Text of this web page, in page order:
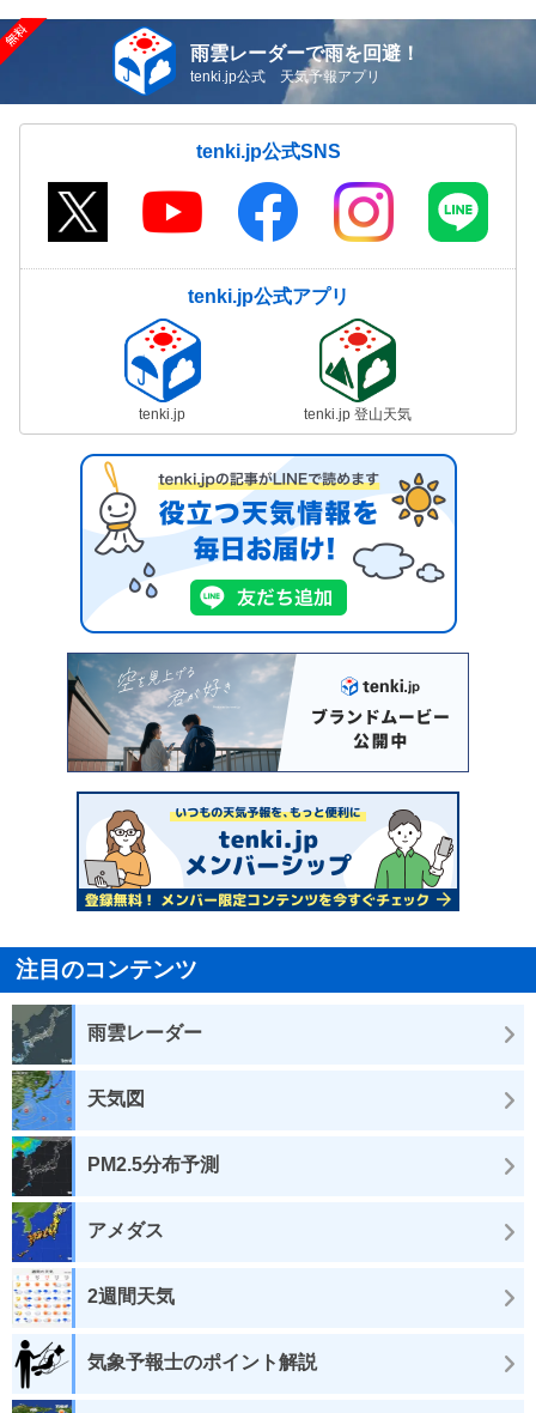
雨雲レーダーで雨を回避！
tenki.jp公式 天気予報アプリ
tenki.jp公式SNS
tenki.jp公式アプリ
tenki.jp tenki.jp 登山天気
注目のコンテンツ
雨雲レーダー
天気図
PM2.5分布予測
アメダス
2週間天気
気象予報士のポイント解説